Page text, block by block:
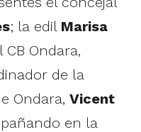
; la edil Marisa
Ondara,
de la
Ondara, Vicent
en la